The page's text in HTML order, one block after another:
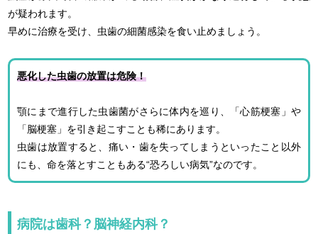
が疑われます。
早めに治療を受け、虫歯の細菌感染を食い止めましょう。
悪化した虫歯の放置は危険！
顎にまで進行した虫歯菌がさらに体内を巡り、「心筋梗塞」や
「脳梗塞」を引き起こすことも稀にあります。
虫歯は放置すると、痛い・歯を失ってしまうといったこと以外
にも、命を落とすこともある“恐ろしい病気”なのです。
病院は歯科？脳神経内科？